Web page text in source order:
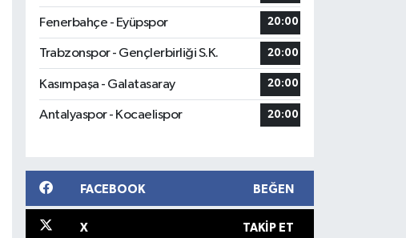
Fenerbahçe - Eyüpspor 20:00
Trabzonspor - Gençlerbirliği S.K. 20:00
Kasımpaşa - Galatasaray 20:00
Antalyaspor - Kocaelispor 20:00
FACEBOOK BEĞEN
X TAKIP ET